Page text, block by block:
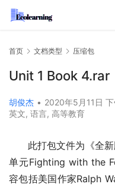
首页 文档类型 压缩包
Unit 1 Book 4.rar
胡俊杰 • 2020年5月11日
英文, 语言, 高等教育
此打包文件为《全
单元Fighting with the
容包括美国作家Ralph